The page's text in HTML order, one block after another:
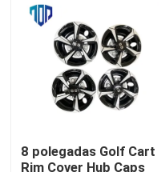
Sobre nós
Excursão da fábrica
Controle da qualidade
8 polegadas Golf Cart
Rim Cover Hub Caps